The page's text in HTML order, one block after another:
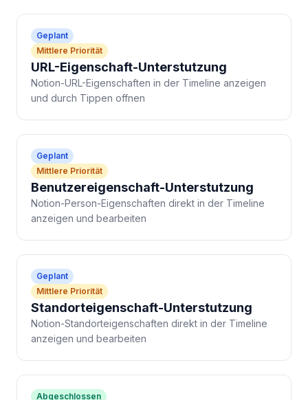
Geplant
Mittlere Priorität
URL-Eigenschaft-Unterstutzung
Notion-URL-Eigenschaften in der Timeline anzeigen
und durch Tippen offnen
Geplant
Mittlere Priorität
Benutzereigenschaft-Unterstutzung
Notion-Person-Eigenschaften direkt in der Timeline
anzeigen und bearbeiten
Geplant
Mittlere Priorität
Standorteigenschaft-Unterstutzung
Notion-Standorteigenschaften direkt in der Timeline
anzeigen und bearbeiten
Abgeschlossen